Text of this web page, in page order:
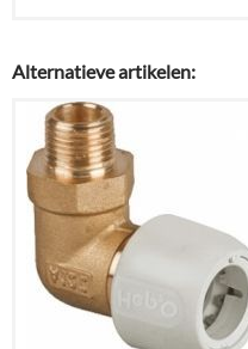
Alternatieve artikelen: